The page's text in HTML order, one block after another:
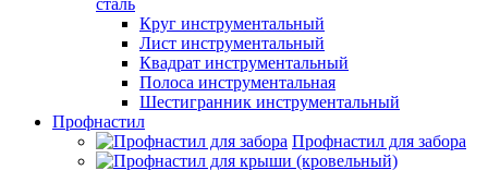
сталь
Круг инструментальный
Лист инструментальный
Квадрат инструментальный
Полоса инструментальная
Шестигранник инструментальный
Профнастил
Профнастил для забора